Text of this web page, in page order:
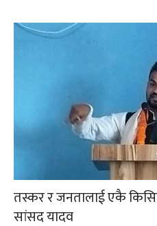
तस्कर र जनतालाई एकै
सांसद यादव